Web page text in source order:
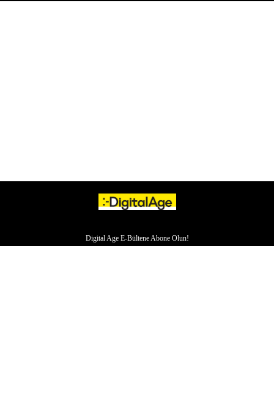
Digital Age E-Bültene Abone Olun!